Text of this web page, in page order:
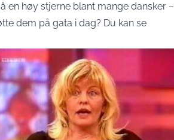
en høy stjerne blant mange dansker –
dem på gata i dag? Du kan se